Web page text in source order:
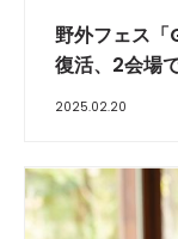
野外フェス「
復活、2会場
2025.02.20